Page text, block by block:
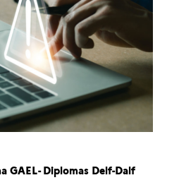
GAEL- Diplomas Delf-Dalf